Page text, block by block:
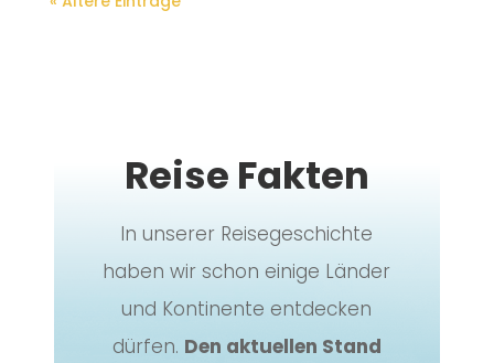
Reise Fakten
In unserer Reisegeschichte
haben wir schon einige Länder
und Kontinente entdecken
dürfen. Den aktuellen Stand